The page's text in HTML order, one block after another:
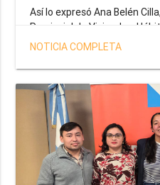
Así lo expresó Ana Belén
Provincial de Vivienda y
trabajo del organismo en el
salud y seguridad
Melella.
NOTICIA COMPLETA